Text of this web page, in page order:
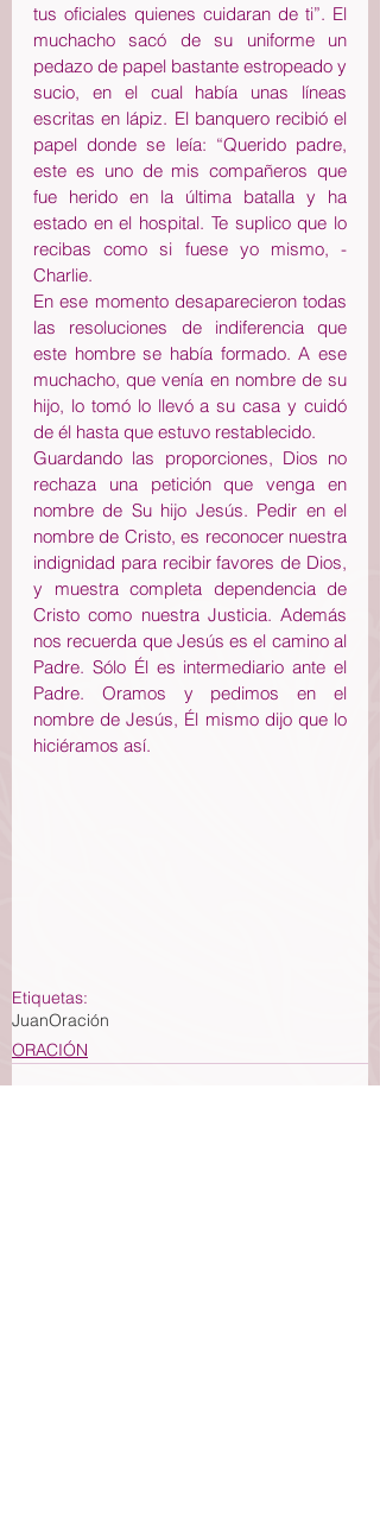
tus oficiales quienes cuidaran de ti”. El
muchacho sacó de su uniforme un
pedazo de papel bastante estropeado y
sucio, en el cual había unas líneas
escritas en lápiz. El banquero recibió el
papel donde se leía: “Querido padre,
este es uno de mis compañeros que
fue herido en la última batalla y ha
estado en el hospital. Te suplico que lo
recibas como si fuese yo mismo, -
Charlie.
En ese momento desaparecieron todas
las resoluciones de indiferencia que
este hombre se había formado. A ese
muchacho, que venía en nombre de su
hijo, lo tomó lo llevó a su casa y cuidó
de él hasta que estuvo restablecido.
Guardando las proporciones, Dios no
rechaza una petición que venga en
nombre de Su hijo Jesús. Pedir en el
nombre de Cristo, es reconocer nuestra
indignidad para recibir favores de Dios,
y muestra completa dependencia de
Cristo como nuestra Justicia. Además
nos recuerda que Jesús es el camino al
Padre. Sólo Él es intermediario ante el
Padre. Oramos y pedimos en el
nombre de Jesús, Él mismo dijo que lo
hiciéramos así.
Etiquetas:
JuanOración
ORACIÓN